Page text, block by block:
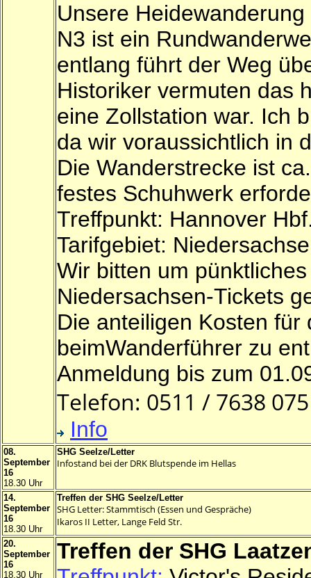
Unsere
N3 ist ein
entlang führt der Weg
Historiker vermuten das
eine Zollstation war. Ich
da wir voraussichtlich in
Die Wanderstrecke ist
festes Schuhwerk
Treffpunkt: Hannover
Tarifgebiet:
Wir bitten um
Niedersachsen-Tickets
Die anteiligen Kosten
beimWanderführer zu
Anmeldung bis zum
Telefon: 0511 / 7638
Info
08.
September
16
18.30 Uhr
SHG Seelze/Letter
Infostand bei der DRK Blutspende im Hellas
14.
September
16
18.30 Uhr
Treffen der SHG Seelze/Letter
SHG Letter: Stammtisch (Essen und Gespräche)
Ikaros II Letter, Lange Feld Str.
20.
September
16
18.30 Uhr
Treffen der SHG